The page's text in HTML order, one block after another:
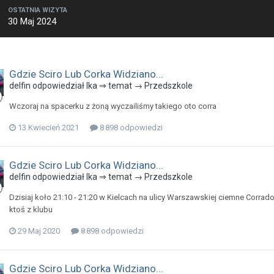
OSTATNIA WIZYTA
30 Maj 2024
Gdzie Sciro Lub Corka Widziano...
delfin odpowiedział Ika ⇒ temat → Przedszkole
Wczoraj na spacerku z żoną wyczailiśmy takiego oto corra
13 Kwiecień 2021 8 898 odpowiedzi
Gdzie Sciro Lub Corka Widziano...
delfin odpowiedział Ika ⇒ temat → Przedszkole
Dzisiaj koło 21:10 - 21:20 w Kielcach na ulicy Warszawskiej ciemne
ktoś z klubu
29 Maj 2020 8 898 odpowiedzi
Gdzie Sciro Lub Corka Widziano...